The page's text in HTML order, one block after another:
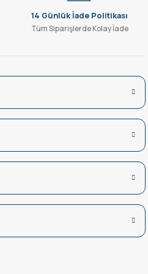
14 Günlük İade Politikası
Tüm Siparişlerde Kolay İade